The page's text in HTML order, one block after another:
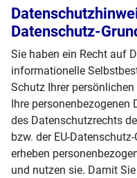
Datenschutz-
Sie haben ein Recht auf
informationelle
Schutz Ihrer
Ihre
des Datenschutzrechts
bzw. der EU-
erheben
und nutzen sie. Damit